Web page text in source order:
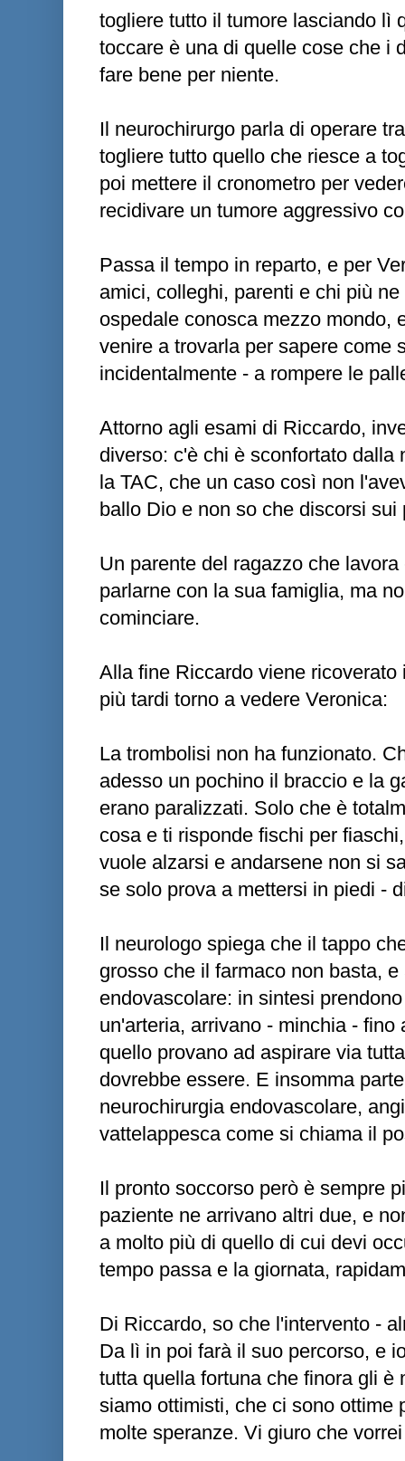
togliere tutto il tumore lasciando lì
toccare è una di quelle cose che i
fare bene per niente.
Il neurochirurgo parla di operare
togliere tutto quello che riesce a
poi mettere il cronometro per
recidivare un tumore aggressivo
Passa il tempo in reparto, e per
amici, colleghi, parenti e chi più
ospedale conosca mezzo mondo,
venire a trovarla per sapere come
incidentalmente - a rompere le
Attorno agli esami di Riccardo,
diverso: c'è chi è sconfortato dalla
la TAC, che un caso così non
ballo Dio e non so che discorsi
Un parente del ragazzo che
parlarne con la sua famiglia, ma
cominciare.
Alla fine Riccardo viene
più tardi torno a vedere Veronica:
La trombolisi non ha funzionato.
adesso un pochino il braccio e la
erano paralizzati. Solo che è
cosa e ti risponde fischi per
vuole alzarsi e andarsene non si
se solo prova a mettersi in piedi -
Il neurologo spiega che il tappo
grosso che il farmaco non basta,
endovascolare: in sintesi
un'arteria, arrivano - minchia -
quello provano ad aspirare via
dovrebbe essere. E insomma
neurochirurgia endovascolare,
vattelappesca come si chiama il
Il pronto soccorso però è sempre
paziente ne arrivano altri due, e
a molto più di quello di cui devi
tempo passa e la giornata,
Di Riccardo, so che l'intervento -
Da lì in poi farà il suo percorso, e
tutta quella fortuna che finora gli è
siamo ottimisti, che ci sono ottime
molte speranze. Vi giuro che